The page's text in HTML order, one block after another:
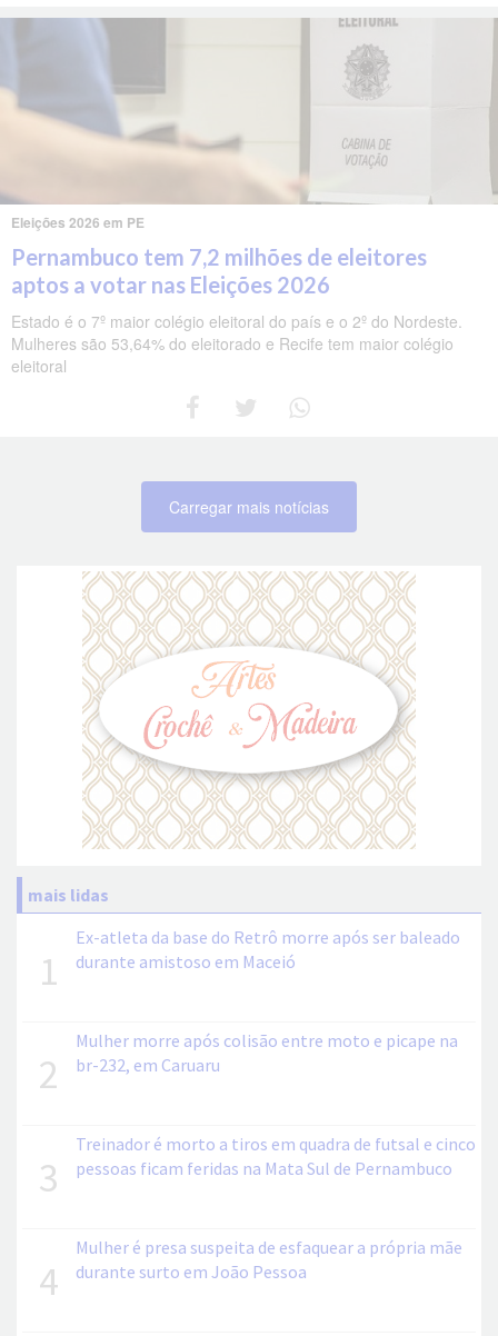
Eleições 2026 em PE
Pernambuco tem 7,2 milhões de eleitores
aptos a votar nas Eleições 2026
Estado é o 7º maior colégio eleitoral do país e o 2º do Nordeste.
Mulheres são 53,64% do eleitorado e Recife tem maior colégio
eleitoral
Carregar mais notícias
mais lidas
1
Ex-atleta da base do Retrô morre após ser baleado
durante amistoso em Maceió
2
Mulher morre após colisão entre moto e picape na
br-232, em Caruaru
3
Treinador é morto a tiros em quadra de futsal e cinco
pessoas ficam feridas na Mata Sul de Pernambuco
4
Mulher é presa suspeita de esfaquear a própria mãe
durante surto em João Pessoa